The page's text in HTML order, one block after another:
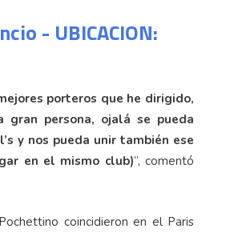
- UBICACION:
porteros que he dirigido,
gran persona, ojalá se pueda
y nos pueda unir también ese
en el mismo club)”, comentó
coincidieron en el Paris